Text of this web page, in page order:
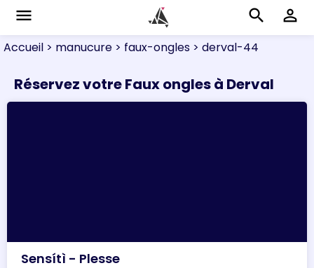
menu search perm_identity
Accueil > manucure > faux-ongles > derval-44
Réservez votre Faux ongles à Derval
Sensítì - Plesse